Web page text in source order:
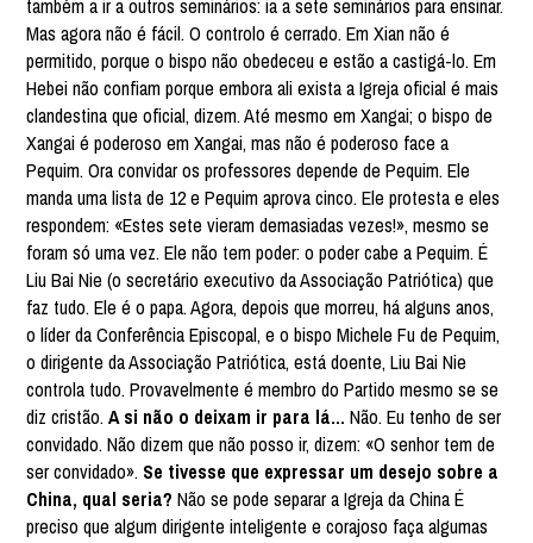
também a ir a outros seminários: ia a sete seminários para ensinar.
Mas agora não é fácil. O controlo é cerrado. Em Xian não é
permitido, porque o bispo não obedeceu e estão a castigá-lo. Em
Hebei não confiam porque embora ali exista a Igreja oficial é mais
clandestina que oficial, dizem. Até mesmo em Xangai; o bispo de
Xangai é poderoso em Xangai, mas não é poderoso face a
Pequim. Ora convidar os professores depende de Pequim. Ele
manda uma lista de 12 e Pequim aprova cinco. Ele protesta e eles
respondem: «Estes sete vieram demasiadas vezes!», mesmo se
foram só uma vez. Ele não tem poder: o poder cabe a Pequim. É
Liu Bai Nie (o secretário executivo da Associação Patriótica) que
faz tudo. Ele é o papa. Agora, depois que morreu, há alguns anos,
o líder da Conferência Episcopal, e o bispo Michele Fu de Pequim,
o dirigente da Associação Patriótica, está doente, Liu Bai Nie
controla tudo. Provavelmente é membro do Partido mesmo se se
diz cristão.A si não o deixam ir para lá...Não. Eu tenho de ser
convidado. Não dizem que não posso ir, dizem: «O senhor tem de
ser convidado». Se tivesse que expressar um desejo sobre a
China, qual seria?Não se pode separar a Igreja da China É
preciso que algum dirigente inteligente e corajoso faça algumas